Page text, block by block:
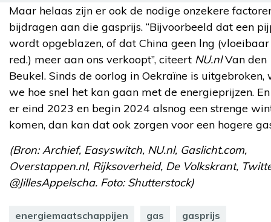
Maar helaas zijn er ook de nodige onzekere
bijdragen aan die gasprijs. “Bijvoorbeeld dat een
wordt opgeblazen, of dat China geen lng (vloeibaar
red.) meer aan ons verkoopt”, citeert NU.nlVan den
Beukel. Sinds de oorlog in Oekraïne is uitgebroken,
we hoe snel het kan gaan met de energieprijzen.
er eind 2023 en begin 2024 alsnog een strenge
komen, dan kan dat ook zorgen voor een hogere
(Bron: Archief, Easyswitch, NU.nl, Gaslicht.com,
Overstappen.nl, Rijksoverheid, De Volkskrant,
@JillesAppelscha. Foto: Shutterstock)
energiemaatschappijen gas gasprijs